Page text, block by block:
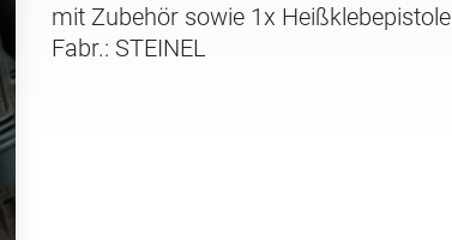
mit Zubehör sowie 1x Heißklebepistole
Fabr.: STEINEL